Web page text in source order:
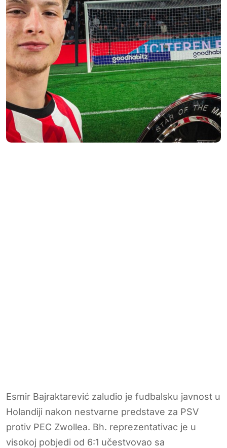
Esmir Bajraktarević zaludio je fudbalsku javnost u
Holandiji nakon nestvarne predstave za PSV
protiv PEC Zwollea. Bh. reprezentativac je u
visokoj pobjedi od 6:1 učestvovao sa